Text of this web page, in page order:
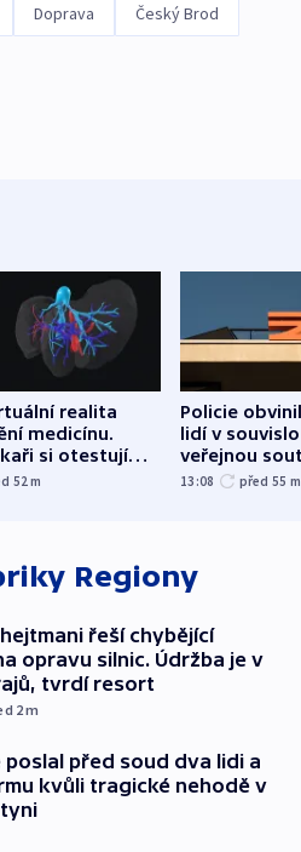
Doprava Český Brod
realita
medicínu.
si otestují
řez, říká
52m
Policie
lidí v
veřejnou
Správy
13:08 před 55 m
Regiony
řeší chybějící
opravu silnic. Údržba je v
tvrdí resort
2m
poslal před soud dva lidi a
kvůli tragické nehodě v